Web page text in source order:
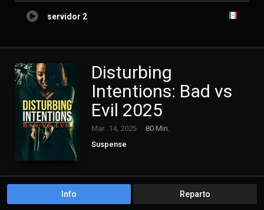
servidor 2
Disturbing
Intentions: Bad vs
Evil 2025
Mar. 14, 2025
80 Min.
Suspense
Info Reparto